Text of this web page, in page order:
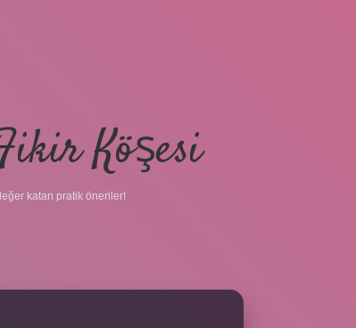
Köşesi
katan pratik öneriler!